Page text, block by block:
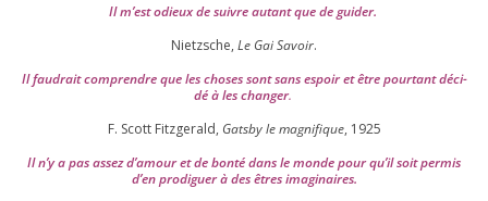
Il m’est odieux de suivre autant que de gui­der.
Nietzsche, Le Gai Savoir.
Il fau­drait com­prendre que les choses sont sans espoir et être pour­tant déci­
dé à les chan­ger.
F. Scott Fitzgerald, Gatsby le magni­fique, 1925
Il n’y a pas assez d’a­mour et de bon­té dans le monde pour qu’il soit per­mis
d’en pro­di­guer à des êtres imaginaires.